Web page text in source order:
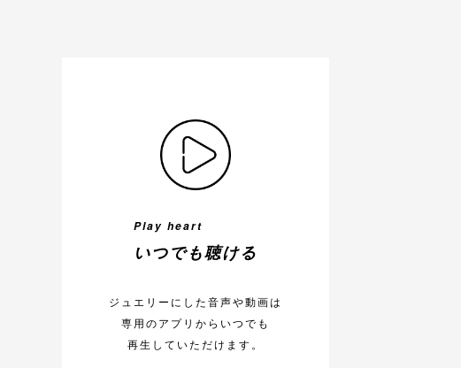
Play heart
いつでも聴ける
ジュエリーにした音声や動画は
専用のアプリからいつでも
再生していただけます。